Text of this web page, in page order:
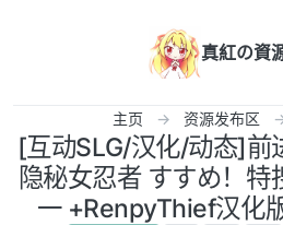
真紅の資
主页 资源发布区
[互动SLG/汉化/动态]前
隐秘女忍者 すすめ！特
一 +RenpyThief汉化